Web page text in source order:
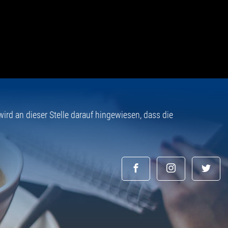
an dieser Stelle darauf hingewiesen, dass die